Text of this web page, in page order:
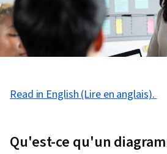
Read in English (Lire en anglais).
Qu'est-ce qu'un